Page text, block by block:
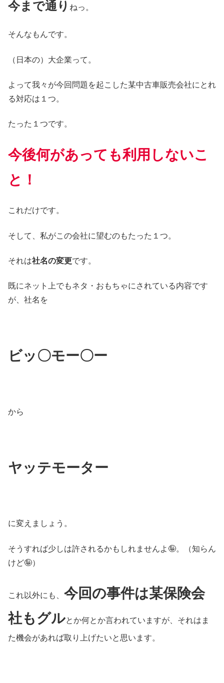
今まで通り ねっ。
そんなもんです。
（日本の）大企業って。
よって我々が今回問題を起こした某中古車販売会社にとれ
る対応は１つ。
たった１つです。
今後何があっても利用しないこ
と！
これだけです。
そして、私がこの会社に望むのもたった１つ。
それは社名の変更です。
既にネット上でもネタ・おもちゃにされている内容です
が、社名を
ビッ〇モー〇ー
から
ヤッテモーター
に変えましょう。
そうすれば少しは許されるかもしれませんよ🤪。（知らん
けど🤪）
これ以外にも、 今回の事件は某保険会
社もグルとか何とか言われていますが、それはま
た機会があれば取り上げたいと思います。